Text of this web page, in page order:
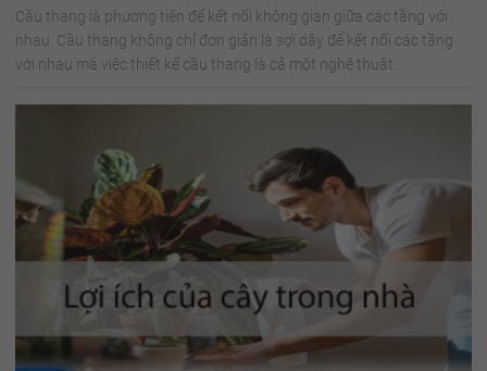
Cầu thang là phương tiện để kết nối không gian giữa các tầng với
nhau. Cầu thang không chỉ đơn giản là sợi dây để kết nối các tầng
với nhau mà việc thiết kế cầu thang là cả một nghệ thuật.